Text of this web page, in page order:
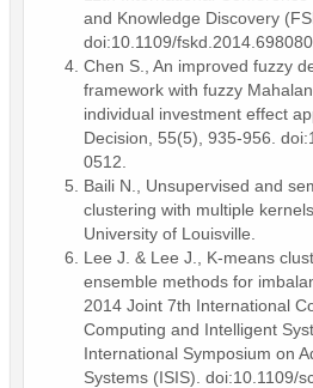
and Knowledge Discovery
doi:10.1109/
Chen S., An improved fuzzy
framework with fuzzy
individual investment effect
Decision, 55(5), 935-956.
0512.
Baili N., Unsupervised and
clustering with multiple
University of Louisville.
Lee J. & Lee J., K-means
ensemble methods for
2014 Joint 7th International
Computing and Intelligent
International Symposium on
Systems (ISIS). doi:10.1109/